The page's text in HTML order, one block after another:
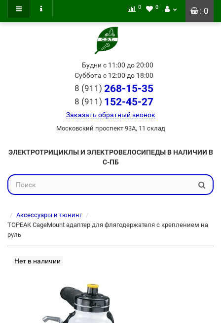
: 0
0 0
Будни с 11:00 до 20:00
Суббота с 12:00 до 18:00
8 (911) 268-15-35
8 (911) 152-45-27
Заказать обратный звонок
Московский проспект 93А, 11 склад
ЭЛЕКТРОТРИЦИКЛЫ И ЭЛЕКТРОВЕЛОСИПЕДЫ В НАЛИЧИИ В
С-ПБ
Аксессуары и тюнинг
TOPEAK CageMount адаптер для флягодержателя с креплением на
руль
Нет в наличии